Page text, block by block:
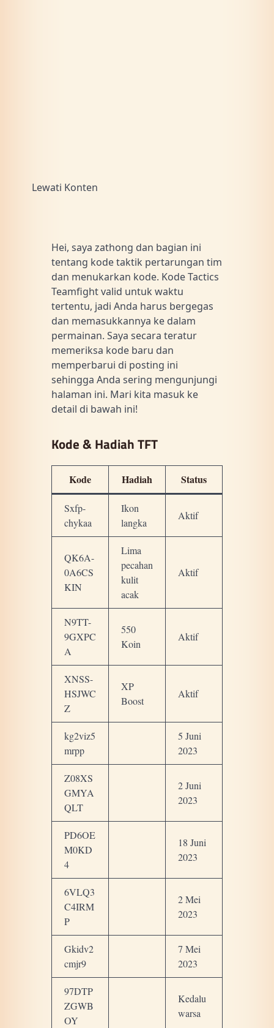
Lewati Konten
Hei, saya zathong dan bagian ini
tentang kode taktik pertarungan tim
dan menukarkan kode. Kode Tactics
Teamfight valid untuk waktu
tertentu, jadi Anda harus bergegas
dan memasukkannya ke dalam
permainan. Saya secara teratur
memeriksa kode baru dan
memperbarui di posting ini
sehingga Anda sering mengunjungi
halaman ini. Mari kita masuk ke
detail di bawah ini!
Kode & Hadiah TFT
Kode Hadiah Status
Sxfp-
chykaa
Ikon
langka
Aktif
QK6A-
0A6CS
KIN
Lima
pecahan
kulit
acak
Aktif
N9TT-
9GXPC
A
550
Koin
Aktif
XNSS-
HSJWC
Z
XP
Boost
Aktif
kg2viz5
mrpp
5 Juni
2023
Z08XS
GMYA
QLT
2 Juni
2023
PD6OE
M0KD
4
18 Juni
2023
6VLQ3
C4IRM
P
2 Mei
2023
Gkidv2
cmjr9
7 Mei
2023
97DTP
ZGWB
OY
Kedalu
warsa